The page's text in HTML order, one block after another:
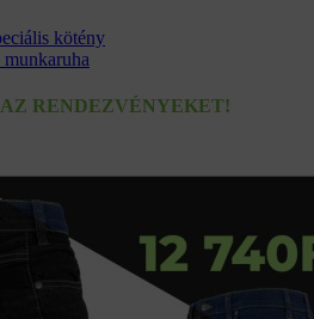
kötény
RENDEZVÉNYEKET!